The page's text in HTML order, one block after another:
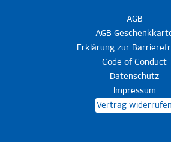
AGB
AGB
Erklärung zur
Code of Conduct
Datenschutz
Impressum
Vertrag widerrufen